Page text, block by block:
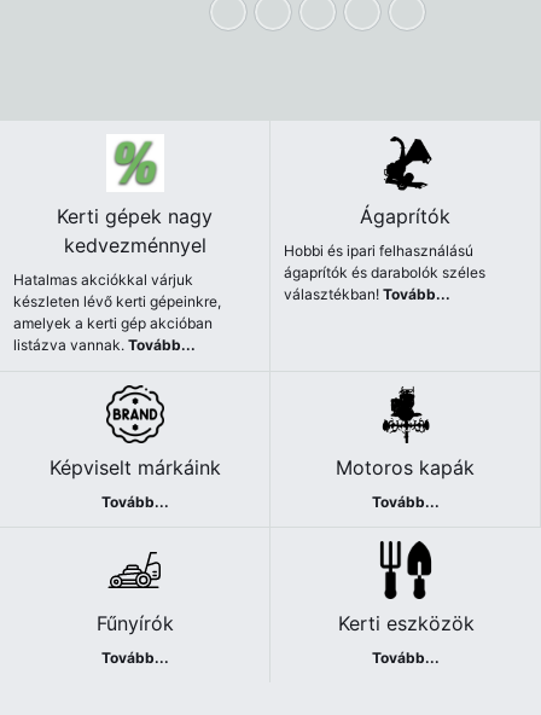
Kerti gépek nagy
kedvezménnyel
Hatalmas akciókkal várjuk
készleten lévő kerti gépeinkre,
amelyek a kerti gép akcióban
listázva vannak.Tovább...
Ágaprítók
Hobbi és ipari felhasználású
ágaprítók és darabolók széles
választékban!Tovább...
Képviselt márkáink
Tovább...
Motoros kapák
Tovább...
Fűnyírók
Tovább...
Kerti eszközök
Tovább...